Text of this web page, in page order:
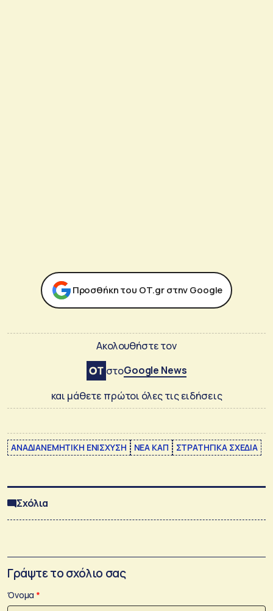
Προσθήκη του ΟΤ.gr στην Google
Ακολουθήστε τον
στοGoogle News
και μάθετε πρώτοι όλες τις ειδήσεις
ΑΝΑΔΙΑΝΕΜΗΤΙΚΗ ΕΝΙΣΧΥΣΗ ΝΕΑ ΚΑΠ ΣΤΡΑΤΗΓΙΚΑ ΣΧΕΔΙΑ
Σχόλια
Γράψτε το σχόλιο σας
Όνομα